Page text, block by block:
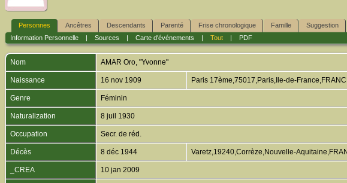
Personnes Ancêtres Descendants Parenté Frise chronologique Famille
Suggestion
Information Personnelle| Sources Carte d'événements Tout| PDF
Nom AMAR Oro, "Yvonne"
Naissance 16 nov 1909 Paris 17ème,75017,Paris,Ile-de-
Genre Féminin
Naturalization 8 juil 1930
Occupation Secr. de réd.
Décès 8 déc 1944 Varetz,19240,Corrèze,Nouvelle-
_CREA 10 jan 2009